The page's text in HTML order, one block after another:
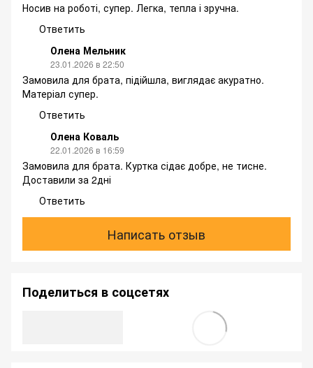
Носив на роботі, супер. Легка, тепла і зручна.
Ответить
Олена Мельник
23.01.2026 в 22:50
Замовила для брата, підійшла, виглядає акуратно.
Матеріал супер.
Ответить
Олена Коваль
22.01.2026 в 16:59
Замовила для брата. Куртка сідає добре, не тисне.
Доставили за 2дні
Ответить
Написать отзыв
Поделиться в соцсетях